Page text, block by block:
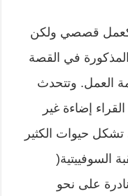
كعمل قصصي ولكن
المذكورة في القصة
العمل. وتتحدث
إضاءة غير
تشكل حيوات الكثير
السوفييتية(
على نحو